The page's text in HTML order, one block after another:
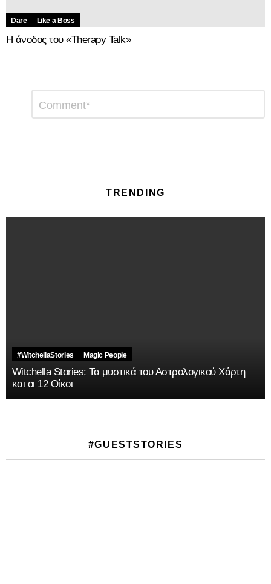
Dare Like a Boss
Η άνοδος του «Therapy Talk»
απάντηση
TRENDING
#WitchellaStories Magic People
Witchella Stories: Τα μυστικά του Αστρολογικού Χάρτη
και οι 12 Οίκοι
#GUESTSTORIES